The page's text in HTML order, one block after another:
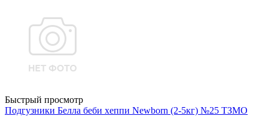
Быстрый просмотр
Подгузники Белла беби хеппи Newborn (2-5кг) №25 ТЗМО